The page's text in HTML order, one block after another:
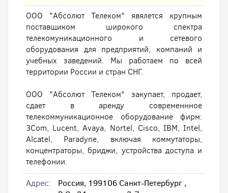
ООО "Абсолют Телеком" явялется крупным
поставщиком широкого спектра
телекомуникационного и сетевого
оборудования для предприятий, компаний и
учебных заведений. Мы работаем по всей
территории России и стран СНГ.
ООО "Абсолют Телеком" закупает, продает,
сдает в аренду современнное
телекоммуникационное оборудование фирм:
3Com, Lucent, Avaya, Nortel, Cisco, IBM, Intel,
Alcatel, Paradyne, включая коммутаторы,
концентраторы, бриджи, устройства доступа и
телефонии.
Адрес:
Россия, 199106 Санкт-Петербург ,